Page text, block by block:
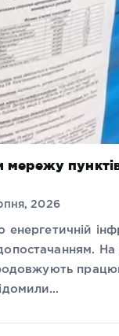
2026
енергетичній